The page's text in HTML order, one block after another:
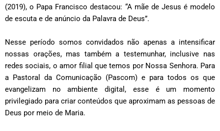
(2019), o Papa Francisco destacou: “A mãe de Jesus é modelo
de escuta e de anúncio da Palavra de Deus”.
Nesse período somos convidados não apenas a intensificar
nossas orações, mas também a testemunhar, inclusive nas
redes sociais, o amor filial que temos por Nossa Senhora. Para
a Pastoral da Comunicação (Pascom) e para todos os que
evangelizam no ambiente digital, esse é um momento
privilegiado para criar conteúdos que aproximam as pessoas de
Deus por meio de Maria.